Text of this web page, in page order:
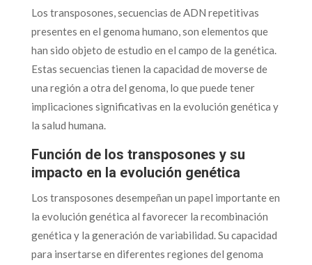
Los transposones, secuencias de ADN repetitivas
presentes en el genoma humano, son elementos que
han sido objeto de estudio en el campo de la genética.
Estas secuencias tienen la capacidad de moverse de
una región a otra del genoma, lo que puede tener
implicaciones significativas en la evolución genética y
la salud humana.
Función de los transposones y su
impacto en la evolución genética
Los transposones desempeñan un papel importante en
la evolución genética al favorecer la recombinación
genética y la generación de variabilidad. Su capacidad
para insertarse en diferentes regiones del genoma